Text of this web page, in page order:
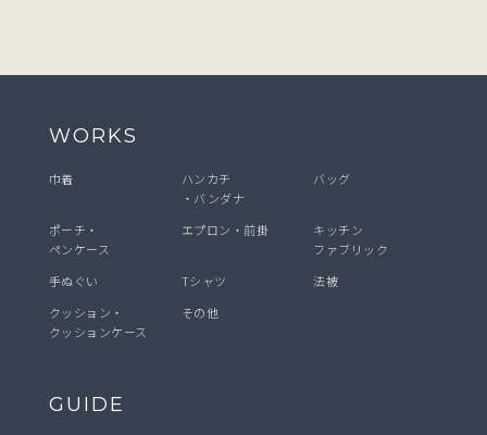
WORKS
巾着
ハンカチ
・バンダナ
バッグ
ポーチ・
ペンケース
エプロン・前掛
キッチン
ファブリック
手ぬぐい
Tシャツ
法被
クッション・
クッションケース
その他
GUIDE